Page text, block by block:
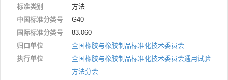
标准类别
方法
中国标准分类号
G40
国际标准分类号
83.060
归口单位
全国橡胶与橡胶制品标准化技术委员会
执行单位
全国橡胶与橡胶制品标准化技术委员会通用试验
方法分会